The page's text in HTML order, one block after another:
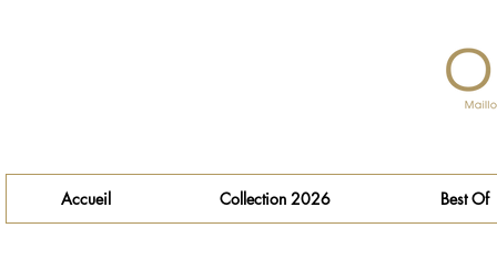
Accueil Collection 2026 Best Of